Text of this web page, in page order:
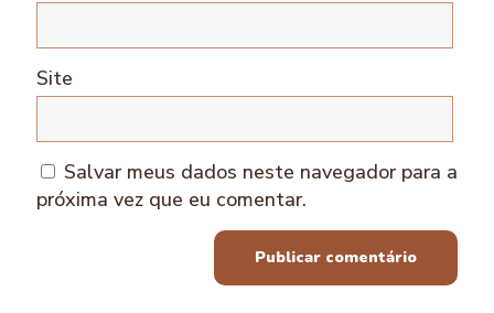
Site
Salvar meus dados neste navegador para a
próxima vez que eu comentar.